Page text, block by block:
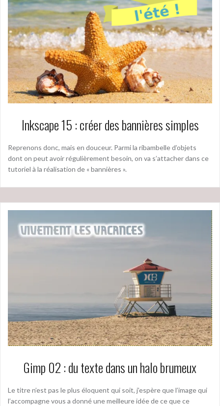
Inkscape 15 : créer des bannières simples
Reprenons donc, mais en douceur. Parmi la ribambelle d’objets
dont on peut avoir régulièrement besoin, on va s’attacher dans ce
tutoriel à la réalisation de « bannières ».
Gimp 02 : du texte dans un halo brumeux
Le titre n’est pas le plus éloquent qui soit, j’espère que l’image qui
l’accompagne vous a donné une meilleure idée de ce que ce